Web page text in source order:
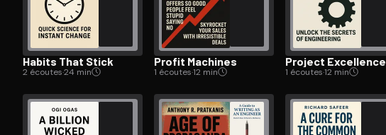
Open the Camera app and point it at the code. Free to try.
Habits That Stick
2 écoutes·24 min
Profit Machines
1 écoutes·12 min
Project Excellence
1 écoutes·12 min